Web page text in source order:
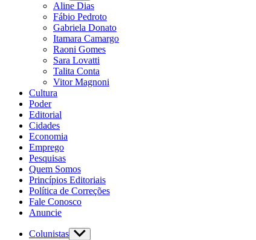
Aline Dias
Fábio Pedroto
Gabriela Donato
Itamara Camargo
Raoni Gomes
Sara Lovatti
Talita Conta
Vitor Magnoni
Cultura
Poder
Editorial
Cidades
Economia
Emprego
Pesquisas
Quem Somos
Princípios Editoriais
Política de Correções
Fale Conosco
Anuncie
Colunistas